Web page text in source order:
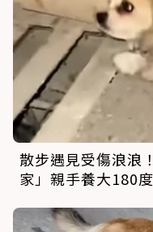
散步遇見受傷浪浪
家」親手養大180